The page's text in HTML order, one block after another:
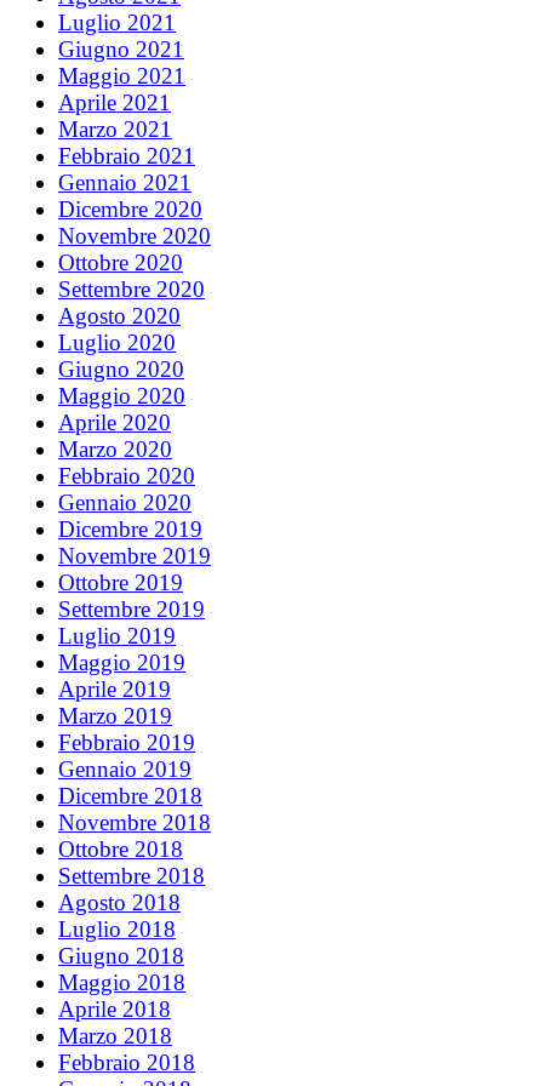
Luglio 2021
Giugno 2021
Maggio 2021
Aprile 2021
Marzo 2021
Febbraio 2021
Gennaio 2021
Dicembre 2020
Novembre 2020
Ottobre 2020
Settembre 2020
Agosto 2020
Luglio 2020
Giugno 2020
Maggio 2020
Aprile 2020
Marzo 2020
Febbraio 2020
Gennaio 2020
Dicembre 2019
Novembre 2019
Ottobre 2019
Settembre 2019
Luglio 2019
Maggio 2019
Aprile 2019
Marzo 2019
Febbraio 2019
Gennaio 2019
Dicembre 2018
Novembre 2018
Ottobre 2018
Settembre 2018
Agosto 2018
Luglio 2018
Giugno 2018
Maggio 2018
Aprile 2018
Marzo 2018
Febbraio 2018